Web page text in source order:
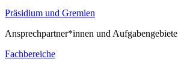
Präsidium und Gremien
Ansprechpartner*innen und Aufgabengebiete
Fachbereiche